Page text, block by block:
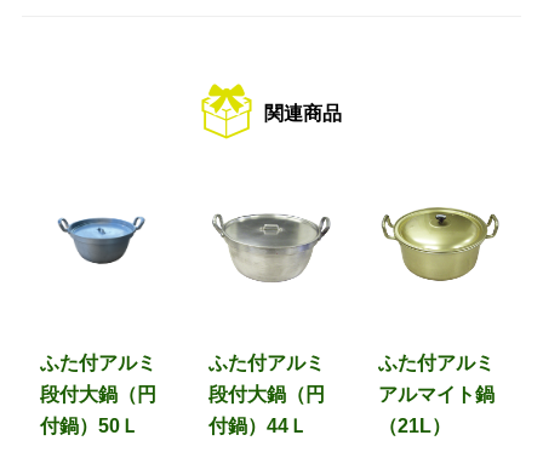
関連商品
ふた付アルミ
段付大鍋（円
付鍋）50Ｌ
ふた付アルミ
段付大鍋（円
付鍋）44Ｌ
ふた付アルミ
アルマイト鍋
（21L）